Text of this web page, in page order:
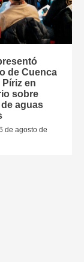
de Cuenca
en
sobre
aguas
de agosto de